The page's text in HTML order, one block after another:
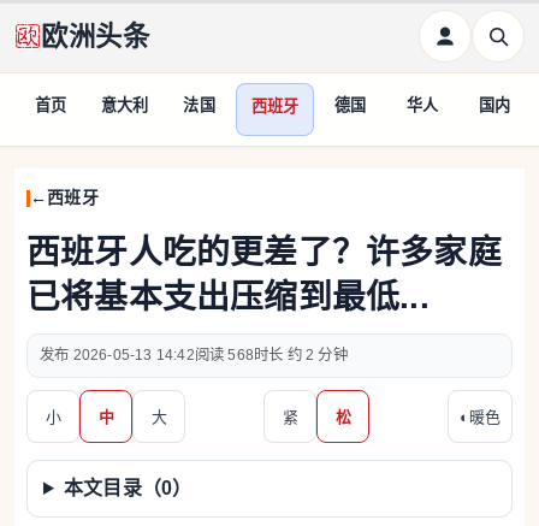
欧洲头条
首页 意大利 法国 西班牙 德国 华人 国内
西班牙
西班牙人吃的更差了？许多家庭
已将基本支出压缩到最低...
2026-05-13 14:42 568 约 2 分钟
小 中 大 紧 松 ◐ 暖色
本文目录（0）